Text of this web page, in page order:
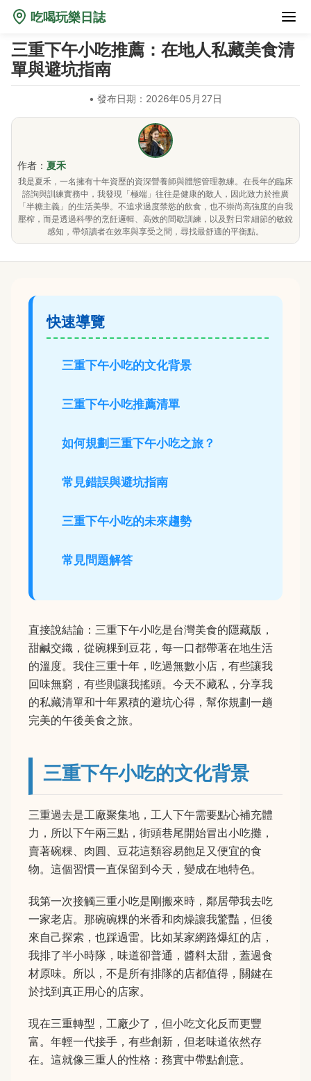
吃喝玩樂日誌
三重下午小吃推薦：在地人私藏美食清
單與避坑指南
• 發布日期：2026年05月27日
作者： 夏禾
我是夏禾，一名擁有十年資歷的資深營養師與體態管理教練。在長年的臨床
諮詢與訓練實務中，我發現「極端」往往是健康的敵人，因此致力於推廣
「半糖主義」的生活美學。不追求過度禁慾的飲食，也不崇尚高強度的自我
壓榨，而是透過科學的烹飪邏輯、高效的間歇訓練，以及對日常細節的敏銳
感知，帶領讀者在效率與享受之間，尋找最舒適的平衡點。
快速導覽
三重下午小吃的文化背景
三重下午小吃推薦清單
如何規劃三重下午小吃之旅？
常見錯誤與避坑指南
三重下午小吃的未來趨勢
常見問題解答
直接說結論：三重下午小吃是台灣美食的隱藏版，
甜鹹交織，從碗粿到豆花，每一口都帶著在地生活
的溫度。我住三重十年，吃過無數小店，有些讓我
回味無窮，有些則讓我搖頭。今天不藏私，分享我
的私藏清單和十年累積的避坑心得，幫你規劃一趟
完美的午後美食之旅。
三重下午小吃的文化背景
三重過去是工廠聚集地，工人下午需要點心補充體
力，所以下午兩三點，街頭巷尾開始冒出小吃攤，
賣著碗粿、肉圓、豆花這類容易飽足又便宜的食
物。這個習慣一直保留到今天，變成在地特色。
我第一次接觸三重小吃是剛搬來時，鄰居帶我去吃
一家老店。那碗碗粿的米香和肉燥讓我驚豔，但後
來自己探索，也踩過雷。比如某家網路爆紅的店，
我排了半小時隊，味道卻普通，醬料太甜，蓋過食
材原味。所以，不是所有排隊的店都值得，關鍵在
於找到真正用心的店家。
現在三重轉型，工廠少了，但小吃文化反而更豐
富。年輕一代接手，有些創新，但老味道依然存
在。這就像三重人的性格：務實中帶點創意。